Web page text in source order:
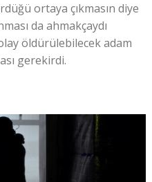
ortaya çıkmasın diye
da ahmakçaydı
öldürülebilecek adam
gerekirdi.